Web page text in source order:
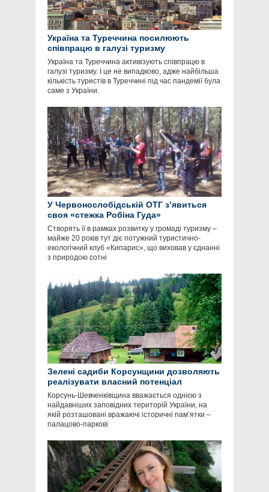
Україна та Туреччина посилюють
співпрацю в галузі туризму
Україна та Туреччина активізують співпрацю в
галузі туризму. І це не випадково, адже найбільша
кількість туристів в Туреччині під час пандемії була
саме з України.
У Червонослобідській ОТГ з’явиться
своя «стежка Робіна Гуда»
Створять її в рамках розвитку у громаді туризму –
майже 20 років тут діє потужний туристично-
екологічний клуб «Кипарис», що виховав у єднанні
з природою сотні
Зелені садиби Корсунщини дозволяють
реалізувати власний потенціал
Корсунь-Шевченківщина вважається однією з
найдавніших заповідних територій України, на
якій розташовані вражаючі історичні пам’ятки –
палацово-паркові